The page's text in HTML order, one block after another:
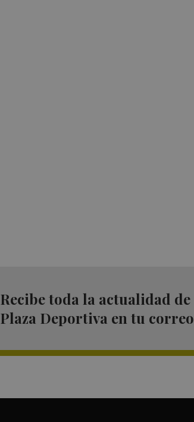
Recibe toda la actualidad de
Plaza Deportiva en tu correo